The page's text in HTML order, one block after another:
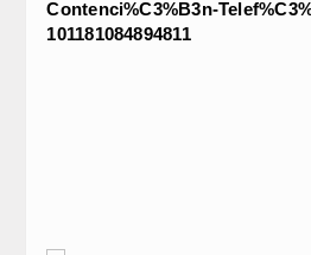
Contenci%C3%B3n-
101181084894811